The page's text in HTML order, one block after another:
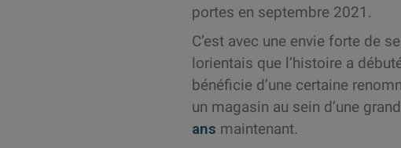
portes en septembre 2021.
C’est avec une envie forte de
lorientais que l’histoire a
bénéficie d’une certaine
un magasin au sein d’une
ans maintenant.